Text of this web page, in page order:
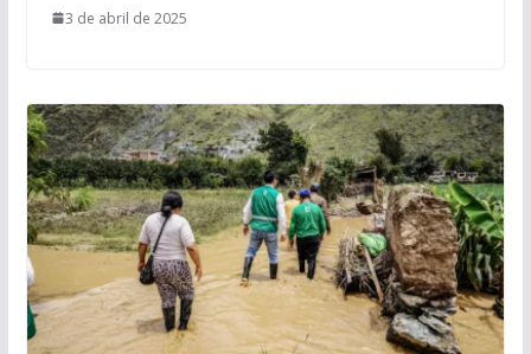
3 de abril de 2025